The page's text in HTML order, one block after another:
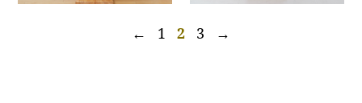
← 1 2 3 →